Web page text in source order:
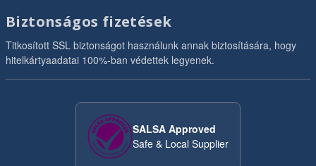
Biztonságos fizetések
Titkosított SSL biztonságot használunk annak biztosítására, hogy
hitelkártyaadatai 100%-ban védettek legyenek.
SALSA Approved
Safe & Local Supplier